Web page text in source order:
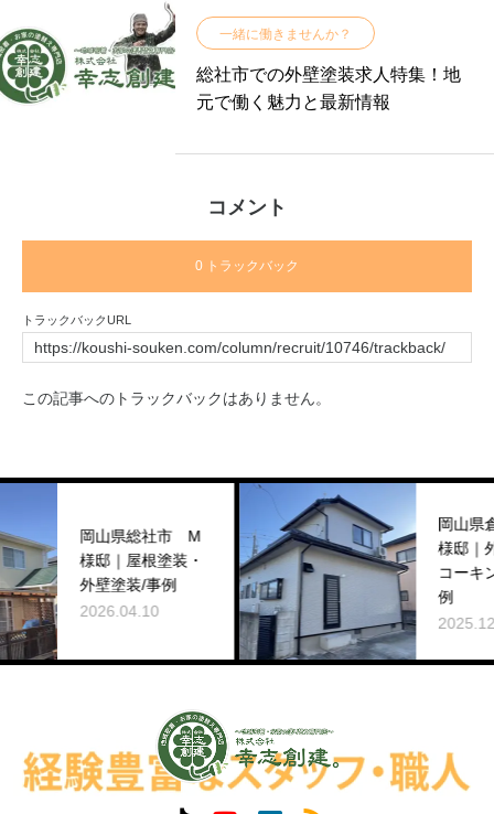
一緒に働きませんか？
総社市での外壁塗装求人特集！地
元で働く魅力と最新情報
コメント
0 トラックバック
トラックバックURL
この記事へのトラックバックはありません。
岡山県総社市 M
様邸｜屋根塗装・
外壁塗装/事例
2026.04.10
岡山県倉敷市 N
様邸｜外壁塗装・
コーキング工事/事
2025.12.28